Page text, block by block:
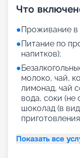
Что
●Проживание в
●Питание по
напитков);
●
молоко, чай,
лимонад, чай
вода, соки (не
шоколад (в
Показать все